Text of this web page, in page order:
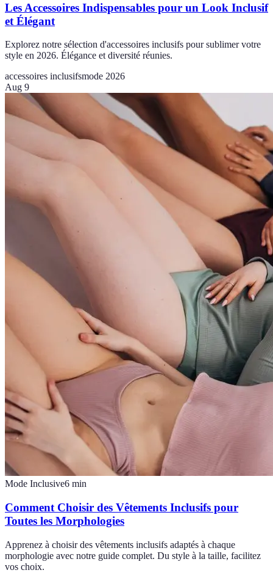
Les Accessoires Indispensables pour un Look Inclusif
et Élégant
Explorez notre sélection d'accessoires inclusifs pour sublimer votre
style en 2026. Élégance et diversité réunies.
accessoires inclusifsmode 2026
Aug 9
Mode Inclusive6 min
Comment Choisir des Vêtements Inclusifs pour
Toutes les Morphologies
Apprenez à choisir des vêtements inclusifs adaptés à chaque
morphologie avec notre guide complet. Du style à la taille, facilitez
vos choix.